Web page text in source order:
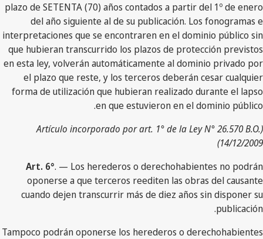
plazo de SETENTA (70) años contados a partir del 1º de enero
del año siguiente al de su publicación. Los fonogramas e
interpretaciones que se encontraren en el dominio público sin
que hubieran transcurrido los plazos de protección previstos
en esta ley, volverán automáticamente al dominio privado por
el plazo que reste, y los terceros deberán cesar cualquier
forma de utilización que hubieran realizado durante el lapso
en que estuvieron en el dominio público.
(Artículo incorporado por art. 1° de la Ley N° 26.570 B.O.
14/12/2009)
Art. 6°. — Los herederos o derechohabientes no podrán
oponerse a que terceros reediten las obras del causante
cuando dejen transcurrir más de diez años sin disponer su
publicación.
Tampoco podrán oponerse los herederos o derechohabientes